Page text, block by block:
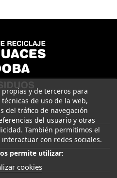
y de terceros para
de uso de la web,
del tráfico de navegación
del usuario y otras
También permitimos el
con redes sociales.
permite utilizar:
cookies